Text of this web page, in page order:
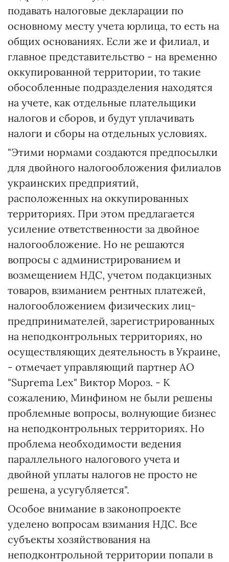
подавать налоговые декларации по
основному месту учета юрлица, то есть на
общих основаниях. Если же и филиал, и
главное представительство - на временно
оккупированной территории, то такие
обособленные подразделения находятся
на учете, как отдельные плательщики
налогов и сборов, и будут уплачивать
налоги и сборы на отдельных условиях.
"Этими нормами создаются предпосылки
для двойного налогообложения филиалов
украинских предприятий,
расположенных на оккупированных
территориях. При этом предлагается
усиление ответственности за двойное
налогообложение. Но не решаются
вопросы с администрированием и
возмещением НДС, учетом подакцизных
товаров, взиманием рентных платежей,
налогообложением физических лиц-
предпринимателей, зарегистрированных
на неподконтрольных территориях, но
осуществляющих деятельность в Украине,
- отмечает управляющий партнер АО
"Suprema Lex" Виктор Мороз. - К
сожалению, Минфином не были решены
проблемные вопросы, волнующие бизнес
на неподконтрольных территориях. Но
проблема необходимости ведения
параллельного налогового учета и
двойной уплаты налогов не просто не
решена, а усугубляется".
Особое внимание в законопроекте
уделено вопросам взимания НДС. Все
субъекты хозяйствования на
неподконтрольной территории попали в